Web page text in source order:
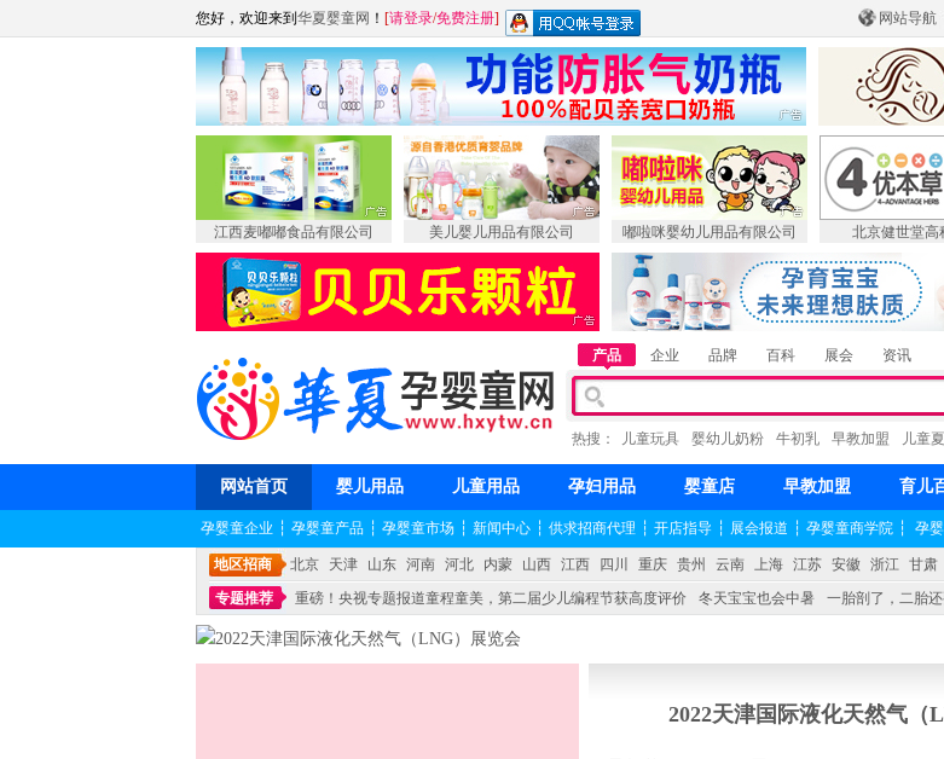
网站导航
您好，欢迎来到 华夏婴童网 ！ [请登录/免费注册]
江西麦嘟嘟食品有限公司 美儿婴儿用品有限公司 嘟啦咪婴幼儿用品有限公司 北京健世堂高
产品 企业 品牌 百科 展会 资讯
热搜： 儿童玩具 婴幼儿奶粉 牛初乳 早教加盟 儿童
网站首页 婴儿用品 儿童用品 孕妇用品 婴童店 早教加盟 育儿
孕婴童企业 ┆ 孕婴童产品 ┆ 孕婴童市场 ┆ 新闻中心 ┆ 供求招商代理 ┆ 开店指导 ┆ 展会报道 ┆ 孕婴童商学院 ┆ 孕
地区招商 北京 天津 山东 河南 河北 内蒙 山西 江西 四川 重庆 贵州 云南 上海 江苏 安徽 浙江 甘肃
专题推荐
重磅！央视专题报道童程童美，第二届少儿编程节获高度评价 冬天宝宝也会中暑 一胎剖了，二胎
不能再单纯地销售产品,而要向增强服务转型,毕竟母婴产品比较特殊。”
2022天津国际液化天然气（